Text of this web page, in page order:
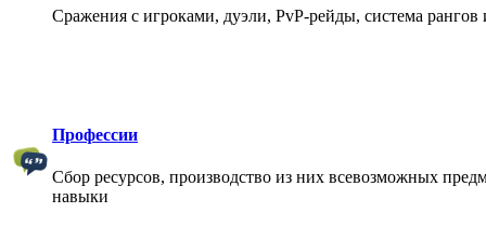
Сражения с игроками, дуэли, PvP-рейды, система рангов
Профессии
Сбор ресурсов, производство из них всевозможных
навыки